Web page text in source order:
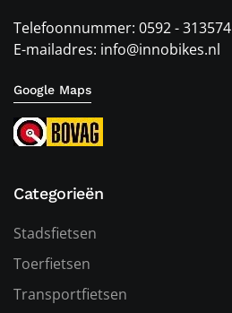
Telefoonnummer: 0592 - 313574
E-mailadres: info@innobikes.nl
Google Maps
Categorieën
Stadsfietsen
Toerfietsen
Transportfietsen